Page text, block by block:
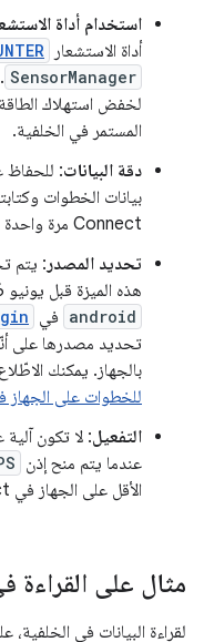
استخدام أداة
أداة الاستشعار
SensorManager
لخفض استهلاك
المستمر في الخلفية.
دقة البيانات: للحفاظ
Connect مرة واحدة في الدقيقة على الأكثر.
تحديد المصدر : يتم
هذه الميزة قبل يونيو 2026 على أنّه اسم الحزمة
android في
تحديد مصدرها على
بالجهاز. يمكنك
للخطوات على الجهاز
التفعيل: لا تكون
عندما يتم منح إذن
الأقل على الجهاز في Health Connect.
مثال على القراءة
لقراءة البيانات في